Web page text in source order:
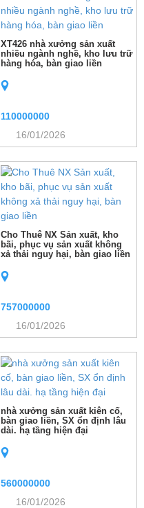
XT426 nhà xưởng sản xuất
nhiều ngành nghề, kho lưu trữ
hàng hóa, bàn giao liền
110000000
16/01/2026
Cho Thuê NX Sản xuất, kho
bãi, phục vụ sản xuất không
xả thải nguy hại, bàn giao liền
757000000
16/01/2026
nhà xưởng sản xuất kiên cố,
bàn giao liền, SX ổn định lâu
dài. hạ tầng hiện đại
560000000
16/01/2026